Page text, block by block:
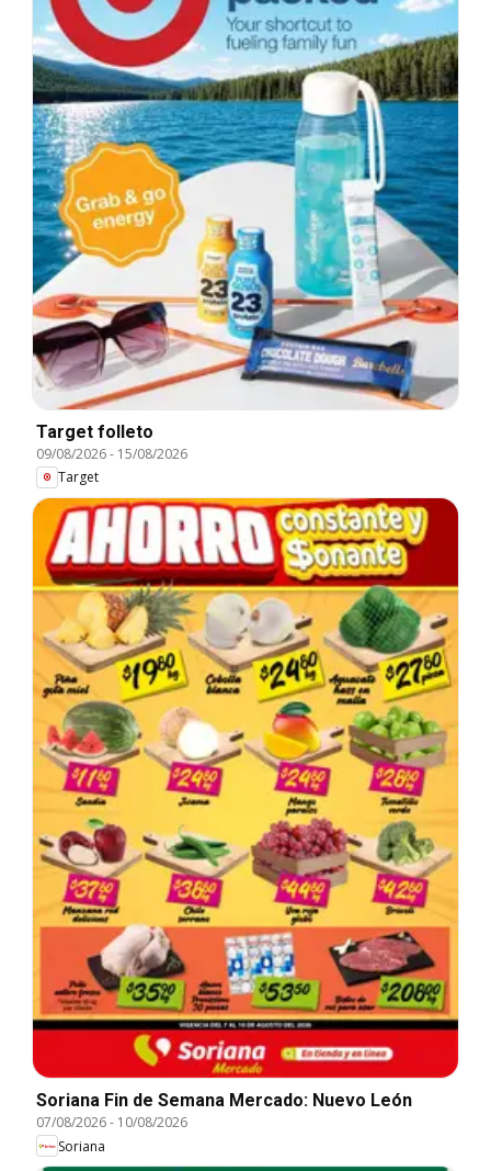
Target folleto
09/08/2026- 15/08/2026
Target
Soriana Fin de Semana Mercado: Nuevo León
07/08/2026- 10/08/2026
Soriana